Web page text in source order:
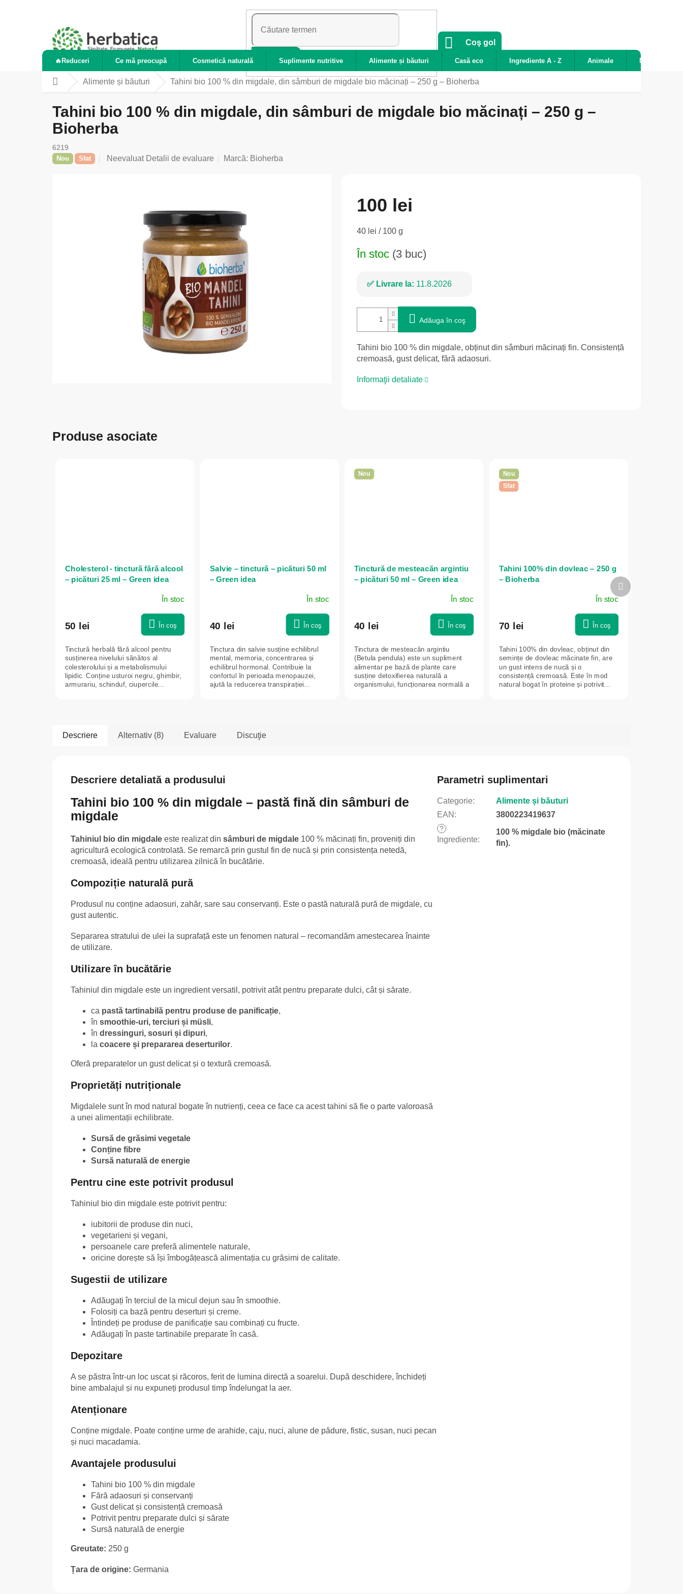
CĂUTARE
COŞ
CUMPĂRĂTURI
Coş gol
🔥Reduceri Ce mă preocupă Cosmetică naturală Suplimente nutritive Alimente și băuturi Casă eco Ingrediente A - Z Animale Noutăți
AcasăAlimente și băuturi Tahini bio 100 % din migdale, din sâmburi de migdale bio măcinați – 250 g – Bioherba
Tahini bio 100 % din migdale, din sâmburi de migdale bio măcinați – 250 g –
Bioherba
6219
Nou Sfat
Evaluarea
Neevaluat Detalii de evaluare Marcă: Bioherba
100 lei
Evaluare
40 lei / 100 g
În stoc (3 buc)
Livrare la: 11.8.2026
Adăuga în coş
Tahini bio 100 % din migdale, obținut din sâmburi măcinați fin. Consistență
cremoasă, gust delicat, fără adaosuri.
Informaţii detaliate
Produse asociate
Cholesterol - tinctură fără alcool
– picături 25 ml – Green idea
În stoc
50 lei În coş
Tinctură herbală fără alcool pentru
susținerea nivelului sănătos al
colesterolului și a metabolismului
lipidic. Conține usturoi negru, ghimbir,
armurariu, schinduf, ciupercile...
Salvie – tinctură – picături 50 ml
– Green idea
În stoc
40 lei În coş
Tinctura din salvie susține echilibrul
mental, memoria, concentrarea și
echilibrul hormonal. Contribuie la
confortul în perioada menopauzei,
ajută la reducerea transpirației...
Nou
Tinctură de mesteacăn argintiu
– picături 50 ml – Green idea
În stoc
40 lei În coş
Tinctura de mesteacăn argintiu
(Betula pendula) este un supliment
alimentar pe bază de plante care
susține detoxifierea naturală a
organismului, funcționarea normală a
Nou
Sfat
Tahini 100% din dovleac – 250 g
– Bioherba
În stoc
70 lei În coş
Tahini 100% din dovleac, obținut din
semințe de dovleac măcinate fin, are
un gust intens de nucă și o
consistență cremoasă. Este în mod
natural bogat în proteine și potrivit...
Produsul
următor
Descriere Alternativ (8) Evaluare Discuţie
Descriere detaliată a produsului
Tahini bio 100 % din migdale – pastă fină din sâmburi de
migdale
Tahiniul bio din migdale este realizat din sâmburi de migdale 100 % măcinați fin, proveniți din
agricultură ecologică controlată. Se remarcă prin gustul fin de nucă și prin consistența netedă,
cremoasă, ideală pentru utilizarea zilnică în bucătărie.
Compoziție naturală pură
Produsul nu conține adaosuri, zahăr, sare sau conservanți. Este o pastă naturală pură de migdale, cu
gust autentic.
Separarea stratului de ulei la suprafață este un fenomen natural – recomandăm amestecarea înainte
de utilizare.
Utilizare în bucătărie
Tahiniul din migdale este un ingredient versatil, potrivit atât pentru preparate dulci, cât și sărate.
ca pastă tartinabilă pentru produse de panificație,
în smoothie-uri, terciuri și müsli,
în dressinguri, sosuri și dipuri,
la coacere și prepararea deserturilor.
Oferă preparatelor un gust delicat și o textură cremoasă.
Proprietăți nutriționale
Migdalele sunt în mod natural bogate în nutrienți, ceea ce face ca acest tahini să fie o parte valoroasă
a unei alimentații echilibrate.
Sursă de grăsimi vegetale
Conține fibre
Sursă naturală de energie
Pentru cine este potrivit produsul
Tahiniul bio din migdale este potrivit pentru:
iubitorii de produse din nuci,
vegetarieni și vegani,
persoanele care preferă alimentele naturale,
oricine dorește să își îmbogățească alimentația cu grăsimi de calitate.
Sugestii de utilizare
Adăugați în terciul de la micul dejun sau în smoothie.
Folosiți ca bază pentru deserturi și creme.
Întindeți pe produse de panificație sau combinați cu fructe.
Adăugați în paste tartinabile preparate în casă.
Depozitare
A se păstra într-un loc uscat și răcoros, ferit de lumina directă a soarelui. După deschidere, închideți
bine ambalajul și nu expuneți produsul timp îndelungat la aer.
Atenționare
Conține migdale. Poate conține urme de arahide, caju, nuci, alune de pădure, fistic, susan, nuci pecan
și nuci macadamia.
Avantajele produsului
Tahini bio 100 % din migdale
Fără adaosuri și conservanți
Gust delicat și consistență cremoasă
Potrivit pentru preparate dulci și sărate
Sursă naturală de energie
Greutate: 250 g
Țara de origine: Germania
Parametri suplimentari
Categorie:
Alimente și băuturi
EAN : 3800223419637
?
Ingrediente:
100 % migdale bio (măcinate
fin).